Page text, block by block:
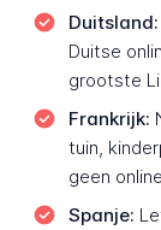
Duitsland:
Duitse
grootste
Frankrijk:
tuin,
geen
Spanje: